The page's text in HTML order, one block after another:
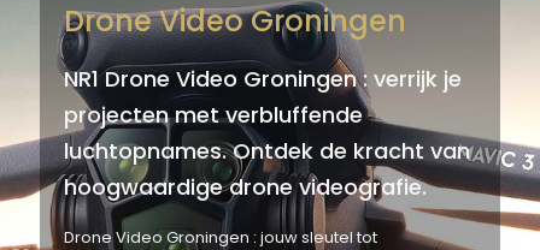
Drone Video Groningen
NR1 Drone Video Groningen : verrijk je
projecten met verbluffende
luchtopnames. Ontdek de kracht van
hoogwaardige drone videografie.
Drone Video Groningen : jouw sleutel tot